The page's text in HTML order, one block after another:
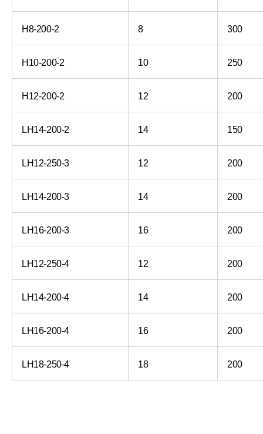
H8-200-2 8 300
H10-200-2 10 250
H12-200-2 12 200
LH14-200-2 14 150
LH12-250-3 12 200
LH14-200-3 14 200
LH16-200-3 16 200
LH12-250-4 12 200
LH14-200-4 14 200
LH16-200-4 16 200
LH18-250-4 18 200